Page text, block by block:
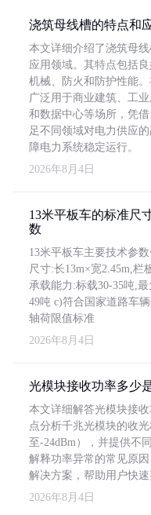
浇筑母线槽的特点和
本文详细介绍了浇筑母
应用领域。其特点包括良
机械、防火和防护性能。
广泛用于商业建筑、工
和数据中心等场所，凭
足不同领域对电力供应
障电力系统稳定运行。
2026年8月4日
13米平板车的标准尺
数
13米平板车主要技术参
尺寸:长13m×宽2.45m,栏
承载能力:标载30-35吨,
49吨 c)符合国家道路车
轴荷限值标准
2026年8月4日
光模块接收功率多少
本文详细解答光模块接
点分析千兆光模块的收
至-24dBm），并提供不
解释功率异常的常见原
解决方案，帮助用户快速
2026年8月4日